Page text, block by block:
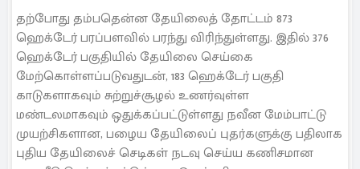
தற்போது தம்பதென்ன தேயிலைத் தோட்டம் 873
ஹெக்டேர் பரப்பளவில் பரந்து விரிந்துள்ளது. இதில் 376
ஹெக்டேர் பகுதியில் தேயிலை செய்கை
மேற்கொள்ளப்படுவதுடன், 183 ஹெக்டேர் பகுதி
காடுகளாகவும் சுற்றுச்சூழல் உணர்வுள்ள
மண்டலமாகவும் ஒதுக்கப்பட்டுள்ளது நவீன மேம்பாட்டு
முயற்சிகளான, பழைய தேயிலைப் புதர்களுக்கு பதிலாக
புதிய தேயிலைச் செடிகள் நடவு செய்ய கணிசமான